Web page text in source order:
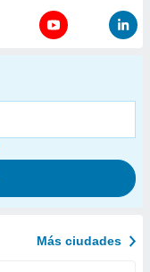
Más ciudades